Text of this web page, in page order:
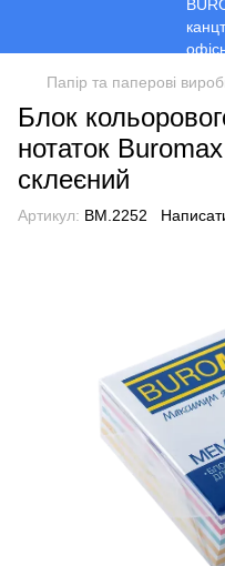
Папір та паперові
Блок
нотаток
склеєний
Артикул: BM.2252